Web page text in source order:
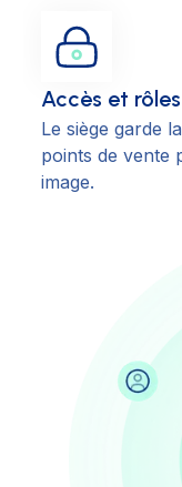
Accès et rôles
Le siège garde
points de vente
image.